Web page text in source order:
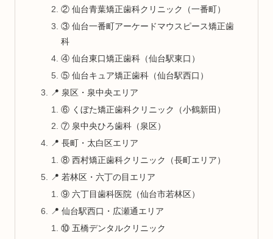
② 仙台青葉矯正歯科クリニック（一番町）
③ 仙台一番町アーケードマウスピース矯正歯
科
④ 仙台東口矯正歯科（仙台駅東口）
⑤ 仙台キュア矯正歯科（仙台駅西口）
📍 泉区・泉中央エリア
⑥ くぼた矯正歯科クリニック（小鶴新田）
⑦ 泉中央ひろ歯科（泉区）
📍 長町・太白区エリア
⑧ 西村矯正歯科クリニック（長町エリア）
📍 若林区・六丁の目エリア
⑨ 六丁目歯科医院（仙台市若林区）
📍 仙台駅西口・広瀬通エリア
⑩ 五橋デンタルクリニック